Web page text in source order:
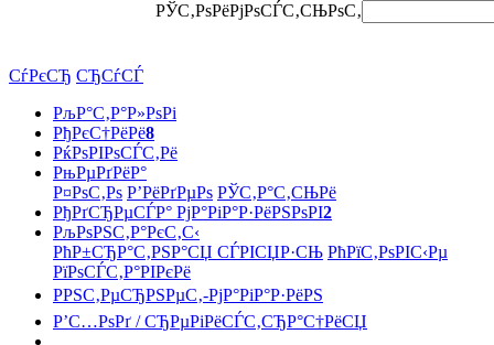
РЎС‚РѕРёРјРѕСЃС‚СЊРѕС‚
СѓРєСЂ СЂСѓСЃ
РљР°С‚Р°Р»РѕРі
РђРєС†РёРё8
РќРѕРІРѕСЃС‚Рё
РњРµРґРёР°
Р¤РѕС‚Рѕ Р’РёРґРµРѕ РЎС‚Р°С‚СЊРё
РђРґСЂРµСЃР° РјР°РіР°Р·РёРЅРѕРІ2
РљРѕРЅС‚Р°РєС‚С‹
РћР±СЂР°С‚РЅР°СЏ СЃРІСЏР·СЊ РћРїС‚РѕРІС‹Рµ
РїРѕСЃС‚Р°РІРєРё
РРЅС‚РµСЂРЅРµС‚-РјР°РіР°Р·РёРЅ
Р’С…РѕРґ / СЂРµРіРёСЃС‚СЂР°С†РёСЏ